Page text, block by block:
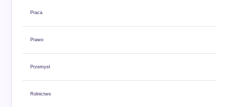
Praca
Prawo
Przemysł
Rolnictwo